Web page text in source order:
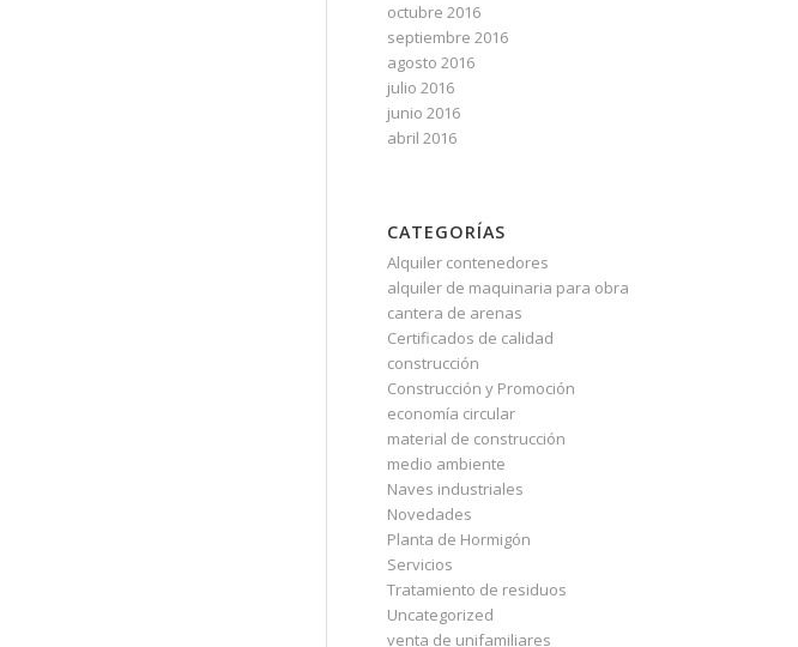
octubre 2016
septiembre 2016
agosto 2016
julio 2016
junio 2016
abril 2016
CATEGORÍAS
Alquiler contenedores
alquiler de maquinaria para obra
cantera de arenas
Certificados de calidad
construcción
Construcción y Promoción
economía circular
material de construcción
medio ambiente
Naves industriales
Novedades
Planta de Hormigón
Servicios
Tratamiento de residuos
Uncategorized
venta de unifamiliares